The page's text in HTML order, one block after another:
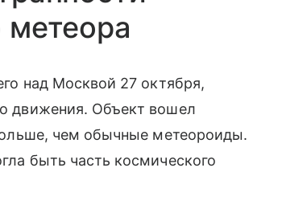
метеора
над Москвой 27 октября,
движения. Объект вошел
чем обычные метеороиды.
быть часть космического